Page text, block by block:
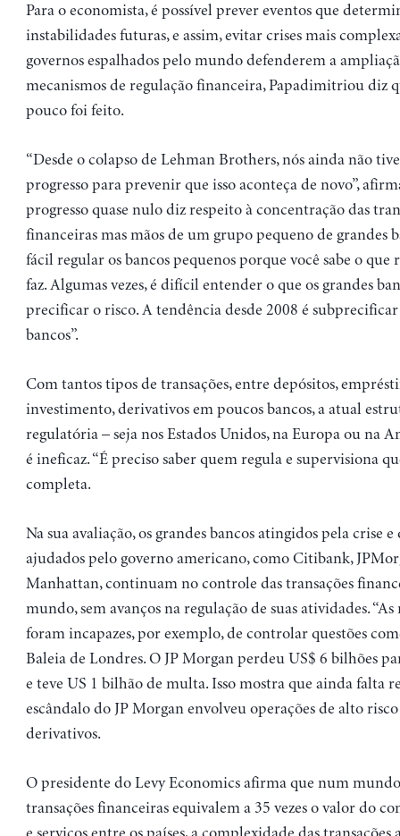
Para o economista, é possível prever eventos que
instabilidades futuras, e assim, evitar crises mais
governos espalhados pelo mundo defenderem a
mecanismos de regulação financeira, Papadimitriou diz
pouco foi feito.
“Desde o colapso de Lehman Brothers, nós ainda não
progresso para prevenir que isso aconteça de novo”,
progresso quase nulo diz respeito à concentração das
financeiras mas mãos de um grupo pequeno de grandes
fácil regular os bancos pequenos porque você sabe o que
faz. Algumas vezes, é difícil entender o que os grandes
precificar o risco. A tendência desde 2008 é subprecificar
bancos”.
Com tantos tipos de transações, entre depósitos,
investimento, derivativos em poucos bancos, a atual
regulatória – seja nos Estados Unidos, na Europa ou na
é ineficaz. “É preciso saber quem regula e supervisiona
completa.
Na sua avaliação, os grandes bancos atingidos pela crise e
ajudados pelo governo americano, como Citibank,
Manhattan, continuam no controle das transações
mundo, sem avanços na regulação de suas atividades. “As
foram incapazes, por exemplo, de controlar questões
Baleia de Londres. O JP Morgan perdeu US$ 6 bilhões
e teve US 1 bilhão de multa. Isso mostra que ainda falta
escândalo do JP Morgan envolveu operações de alto
derivativos.
O presidente do Levy Economics afirma que num
transações financeiras equivalem a 35 vezes o valor do